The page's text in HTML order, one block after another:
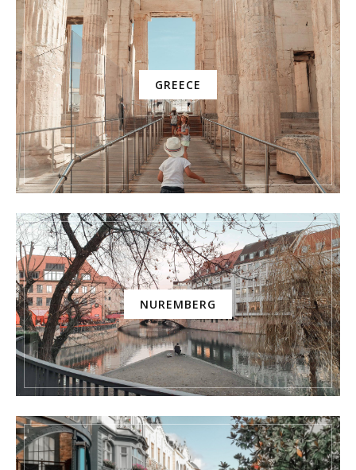
GREECE
NUREMBERG